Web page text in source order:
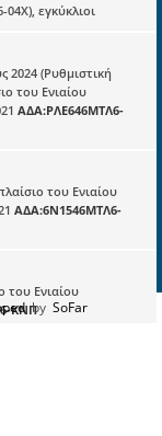
εγκύκλιοι
2024 (Ρυθμιστική
του Ενιαίου
ΑΔΑ:ΡΛΕ646ΜΤΛ6-
του Ενιαίου
ΑΔΑ:6Ν1546ΜΤΛ6-
του Ενιαίου
ΚΝΠby SoFar